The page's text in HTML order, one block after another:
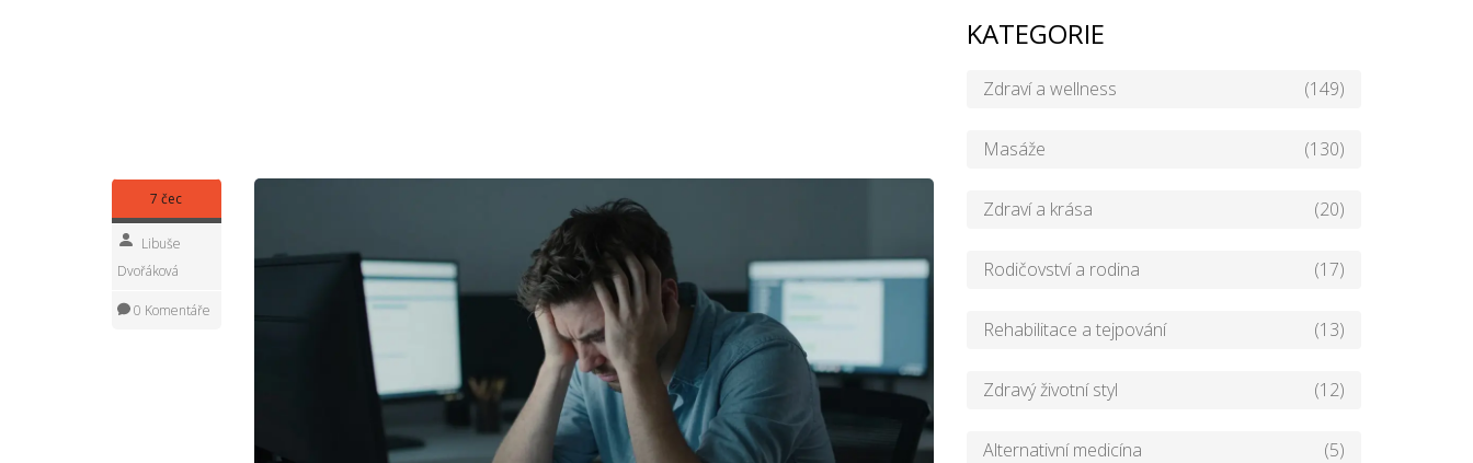
7 čec
Libuše
Dvořáková
0 Komentáře
KATEGORIE
Zdraví a wellness (149)
Masáže (130)
Zdraví a krása (20)
Rodičovství a rodina (17)
Rehabilitace a tejpování (13)
Zdravý životní styl (12)
Alternativní medicína (5)